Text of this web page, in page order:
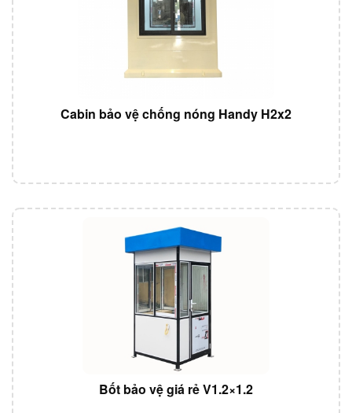
Cabin bảo vệ chống nóng Handy H2x2
Bốt bảo vệ giá rẻ V1.2×1.2